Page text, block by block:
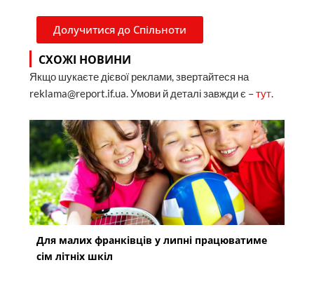
Долучитися до Спільноти
СХОЖІ НОВИНИ
Якщо шукаєте дієвої реклами, звертайтеся на
reklama@report.if.ua. Умови й деталі завжди є –тут.
Для малих франківців у липні працюватиме
сім літніх шкіл